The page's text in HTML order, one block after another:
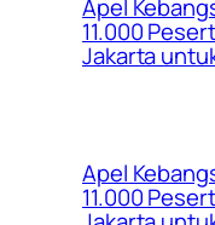
Apel
11.000
Jakarta
Apel
11.000